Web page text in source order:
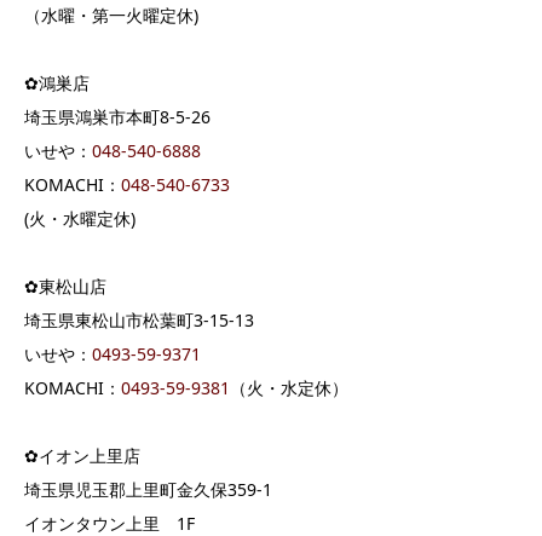
（水曜・第一火曜定休)
✿鴻巣店
埼玉県鴻巣市本町8-5-26
いせや： 048-540-6888
KOMACHI： 048-540-6733
(火・水曜定休)
✿東松山店
埼玉県東松山市松葉町3-15-13
いせや： 0493-59-9371
KOMACHI： 0493-59-9381 （火・水定休）
✿イオン上里店
埼玉県児玉郡上里町金久保359-1
イオンタウン上里 1F